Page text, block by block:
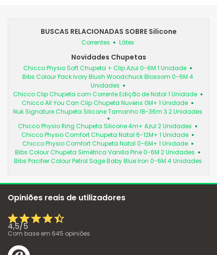
BUSCAS RELACIONADAS SOBRE Silicone
Correntes Látex
Novidades Chupetas
Chicco Physio Soft Chupeta + Clip Azul 0-6M 1 Unidade
Bibs Colour Pack Ivory Blush Woodchuck Blossom 0-6M 4
Unidades
Chicco Clip Chupeta com Corrente Edição de Natal 1 Unidade
Chicco All You Can Clip Chupeta Nuvens 0M+ 1 Unidade
Nuk Signature Chupeta Silicone Tamanho 18-36m 3 2 Unidades
Chicco Physio Ring Chupeta Silicone 4m+ Azul 2 Unidades
Chicco Physio Comfort Chupeta Natal 6-12M+ 1 Unidade
Chicco Physio Comfort Chupeta Natal 0-6M+ 1 Unidade
Bibs Colour Chupeta Simétrica Vanilla Pine 0-6M 2 Unidades
Bibs Pacifier Colour Petrol Sage Baby Blue Iron 0-6M 4 Unidades
Opiniões reais de utilizadores
4,5/5
Com base em 645 opiniões